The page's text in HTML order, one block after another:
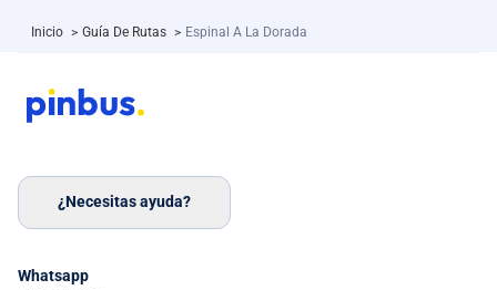
Inicio > Guía De Rutas > Espinal A La Dorada
¿Necesitas ayuda?
Whatsapp